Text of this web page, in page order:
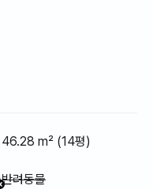
46.28 m² (14평)
이용 불가
반려동물